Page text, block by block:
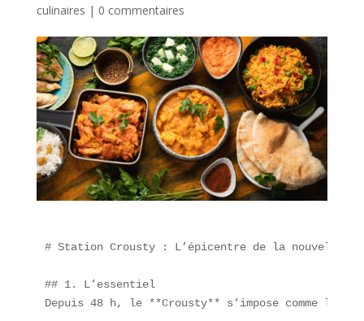
culinaires | 0 commentaires
# Station Crousty : L’épicentre de la nouvelle
## 1. L’essentiel
Depuis 48 h, le **Crousty** s’impose comme